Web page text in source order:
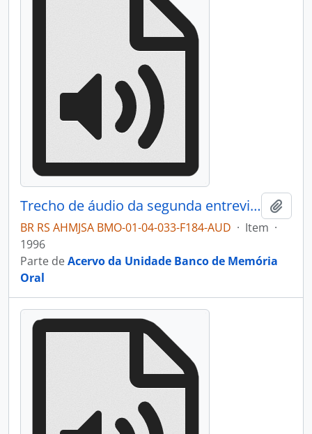
Trecho de áudio da segunda entrevista com Doviglio Gianella
BR RS AHMJSA BMO-01-04-033-F184-AUD · Item ·
1996
Parte deAcervo da Unidade Banco de Memória
Oral